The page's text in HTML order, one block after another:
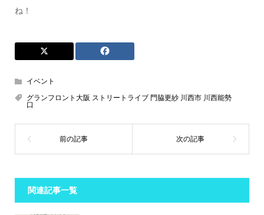
ね！
イベント
グランフロント大阪 ストリートライブ 門脇更紗 川西市 川西能勢
口
関連記事一覧